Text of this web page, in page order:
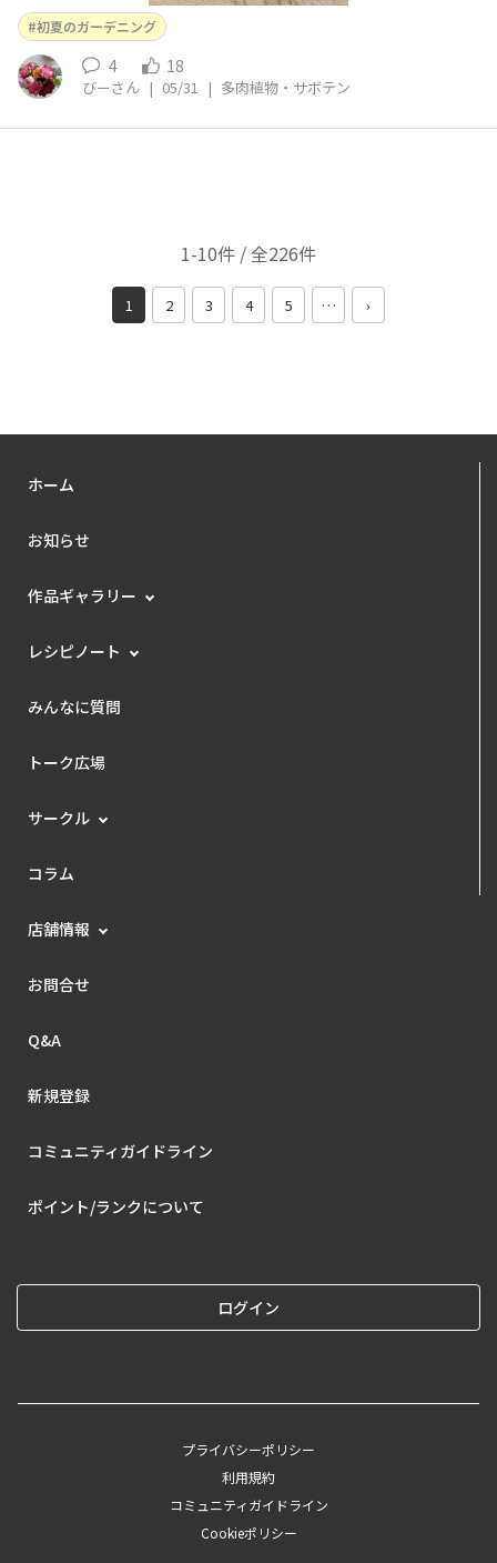
初夏のガーデニング
4 18
びーさん | 05/31 | 多肉植物・サボテン
1-10件 / 全226件
1 2 3 4 5 … ›
ホーム
お知らせ
作品ギャラリー
レシピノート
みんなに質問
トーク広場
サークル
コラム
店舗情報
お問合せ
Q&A
新規登録
コミュニティガイドライン
ポイント/ランクについて
ログイン
プライバシーポリシー
利用規約
コミュニティガイドライン
Cookieポリシー